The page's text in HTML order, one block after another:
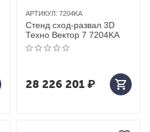
АРТИКУЛ: 7204KA
Стенд сход-развал 3D
Техно Вектор 7 7204KA
28 226 201₽